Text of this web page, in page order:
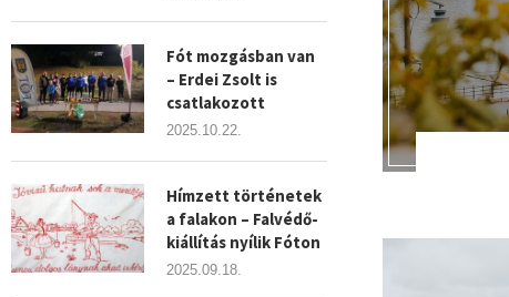
Fót mozgásban van
– Erdei Zsolt is
csatlakozott
2025.10.22.
Hímzett történetek
a falakon – Falvédő-
kiállítás nyílik Fóton
2025.09.18.